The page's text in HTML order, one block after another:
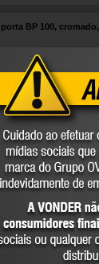
BP 100, cromado,
35.99.100.111
VONDER
COMPARE